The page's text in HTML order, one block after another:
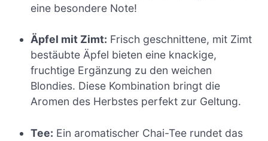
eine besondere Note!
Äpfel mit Zimt: Frisch geschnittene, mit Zimt
bestäubte Äpfel bieten eine knackige,
fruchtige Ergänzung zu den weichen
Blondies. Diese Kombination bringt die
Aromen des Herbstes perfekt zur Geltung.
Tee: Ein aromatischer Chai-Tee rundet das